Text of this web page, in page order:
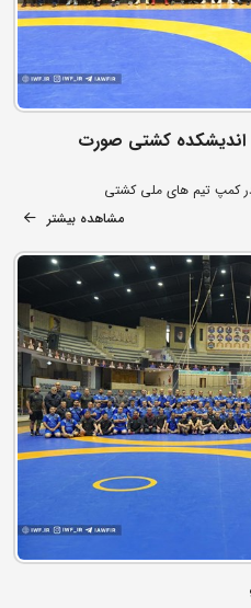
اندیشکده کشتی صورت
در کمپ تیم های ملی کشتی
مشاهده بیشتر